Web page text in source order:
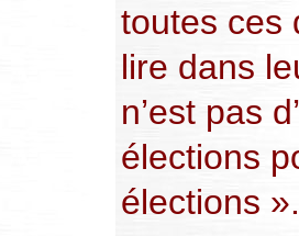
toutes ces
lire dans
n’est pas
élections
élections ».